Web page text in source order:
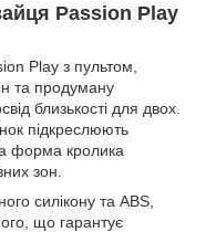
Passion Play
Play з пультом,
та продуману
близькості для двох.
підкреслюють
форма кролика
зон.
силікону та ABS,
що гарантує